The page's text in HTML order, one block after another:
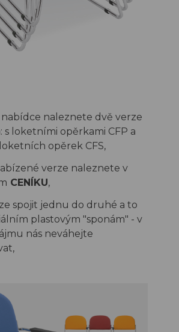
nabídce naleznete dvě verze
s loketními opěrkami CFP a
opěrek CFS,
verze naleznete v
CENÍKU,
spojit jednu do druhé a to
plastovým "sponám" - v
nás neváhejte